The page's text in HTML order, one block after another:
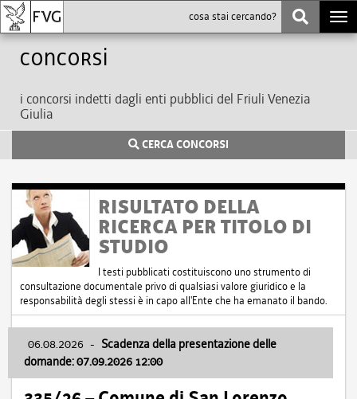
Concorsi
i concorsi indetti dagli enti pubblici del Friuli Venezia
Giulia
CERCA CONCORSI
RISULTATO DELLA
RICERCA PER TITOLO DI
STUDIO
I testi pubblicati costituiscono uno strumento di
consultazione documentale privo di qualsiasi valore giuridico e la
responsabilità degli stessi è in capo all'Ente che ha emanato il bando.
06.08.2026 - Scadenza della presentazione delle
domande: 07.09.2026 12:00